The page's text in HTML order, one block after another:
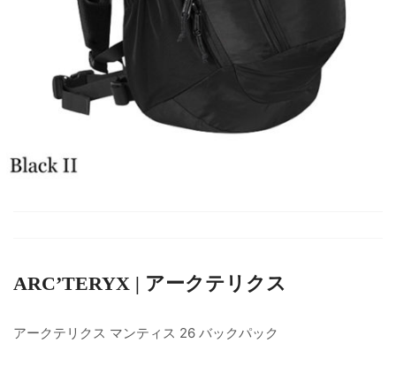
ARC’TERYX | アークテリクス
アークテリクス マンティス 26 バックパック